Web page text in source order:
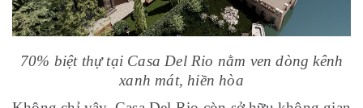
70% biệt thự tại Casa Del Rio nằm ven dòng kênh
xanh mát, hiền hòa